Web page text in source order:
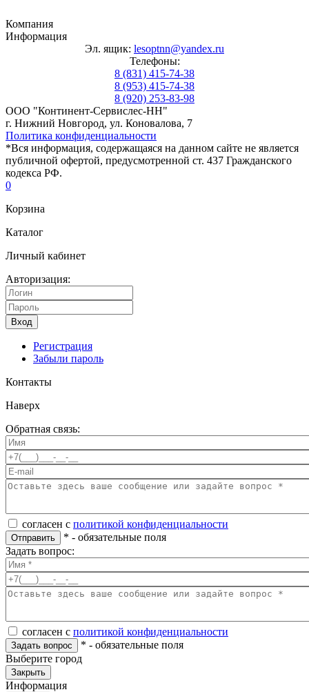
Компания
Информация
Эл. ящик: lesoptnn@yandex.ru
Телефоны:
8 (831) 415-74-38
8 (953) 415-74-38
8 (920) 253-83-98
ООО "Континент-Сервислес-НН"
г. Нижний Новгород, ул. Коновалова, 7
Политика конфиденциальности
*Вся информация, содержащаяся на данном сайте не является
публичной офертой, предусмотренной ст. 437 Гражданского
кодекса РФ.
0
Корзина
Каталог
Личный кабинет
Авторизация:
Вход
Регистрация
Забыли пароль
Контакты
Наверх
Обратная связь:
согласен с политикой конфиденциальности
Отправить * - обязательные поля
Задать вопрос:
согласен с политикой конфиденциальности
Задать вопрос * - обязательные поля
Выберите город
Закрыть
Информация